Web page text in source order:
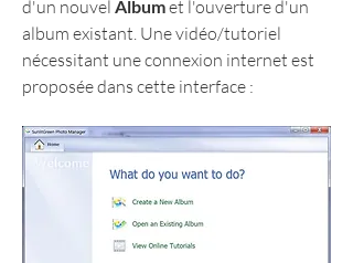
d'un nouvel Album et l'ouverture d'un
album existant. Une vidéo/tutoriel
nécessitant une connexion internet est
proposée dans cette interface :